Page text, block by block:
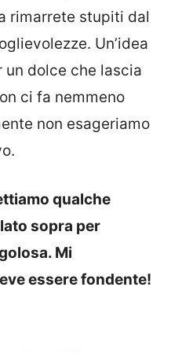
rimarrete stupiti dal
Un’idea
dolce che lascia
ci fa nemmeno
non esageriamo
qualche
sopra per
Mi
essere fondente!